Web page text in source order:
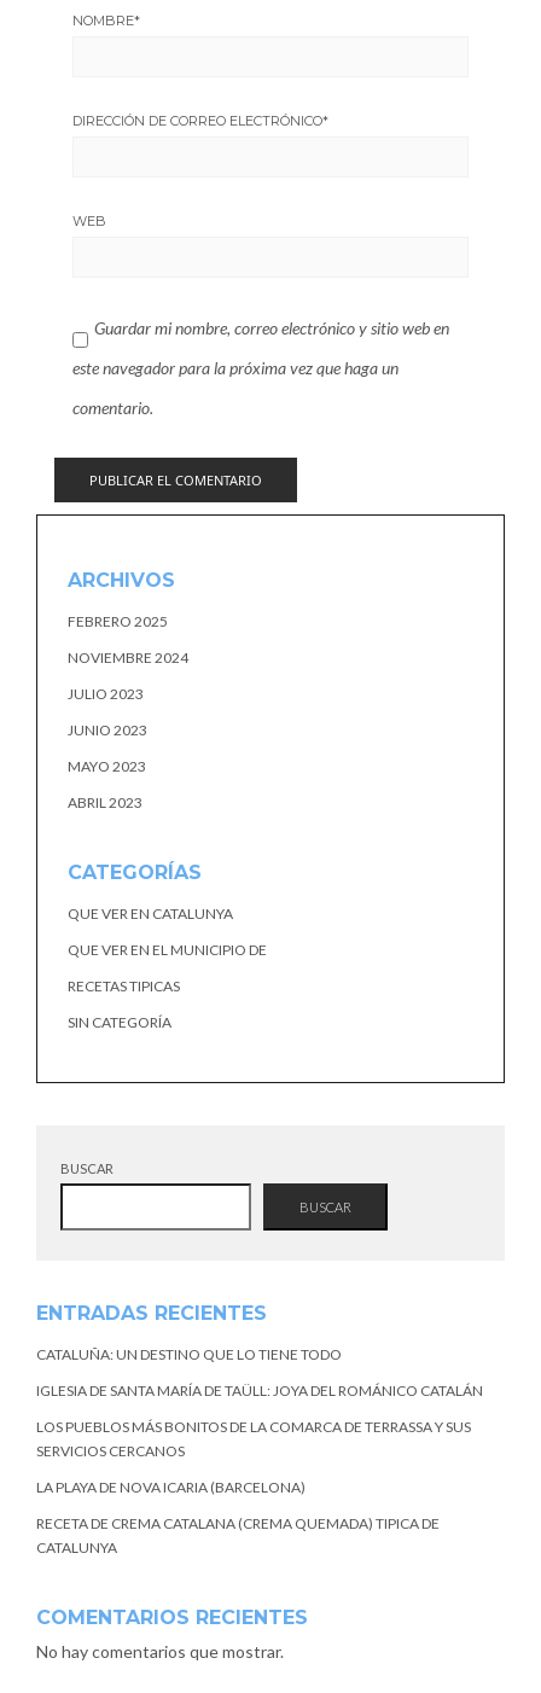
NOMBRE*
DIRECCIÓN DE CORREO ELECTRÓNICO*
WEB
Guardar mi nombre, correo electrónico y sitio web en
este navegador para la próxima vez que haga un
comentario.
ARCHIVOS
FEBRERO 2025
NOVIEMBRE 2024
JULIO 2023
JUNIO 2023
MAYO 2023
ABRIL 2023
CATEGORÍAS
QUE VER EN CATALUNYA
QUE VER EN EL MUNICIPIO DE
RECETAS TIPICAS
SIN CATEGORÍA
BUSCAR
BUSCAR
ENTRADAS RECIENTES
CATALUÑA: UN DESTINO QUE LO TIENE TODO
IGLESIA DE SANTA MARÍA DE TAÜLL: JOYA DEL ROMÁNICO CATALÁN
LOS PUEBLOS MÁS BONITOS DE LA COMARCA DE TERRASSA Y SUS
SERVICIOS CERCANOS
LA PLAYA DE NOVA ICARIA (BARCELONA)
RECETA DE CREMA CATALANA (CREMA QUEMADA) TIPICA DE
CATALUNYA
COMENTARIOS RECIENTES
No hay comentarios que mostrar.